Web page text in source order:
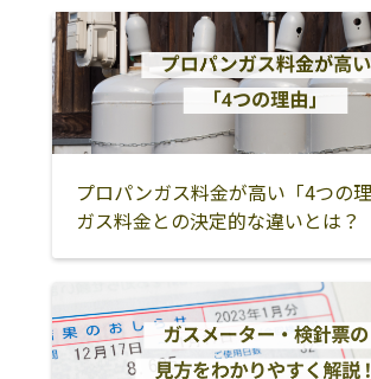
プロパンガス料金が高い「4つの
ガス料金との決定的な違いとは？